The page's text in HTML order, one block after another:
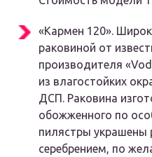
«Кармен 120».
раковиной от
производителя
из влагостойких
ДСП. Раковина
обожженного по
пилястры украшены
серебрением, по